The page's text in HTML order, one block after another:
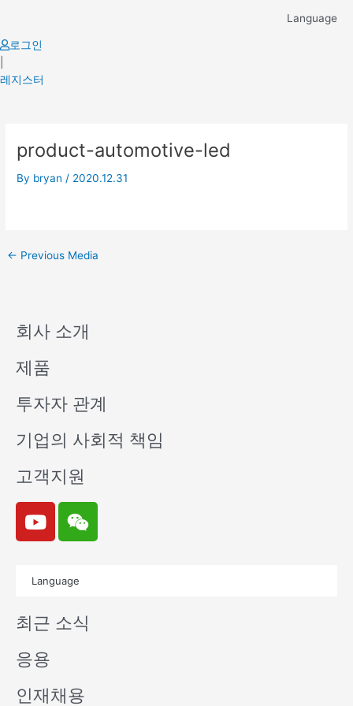
content
Language
로그인
레지스터
product-automotive-led
By bryan / 2020.12.31
navigation
← Previous Media
회사 소개
제품
투자자 관계
기업의 사회적 책임
고객지원
Y
o
u
e
W
e
i
n
Language
최근 소식
응용
인재채용